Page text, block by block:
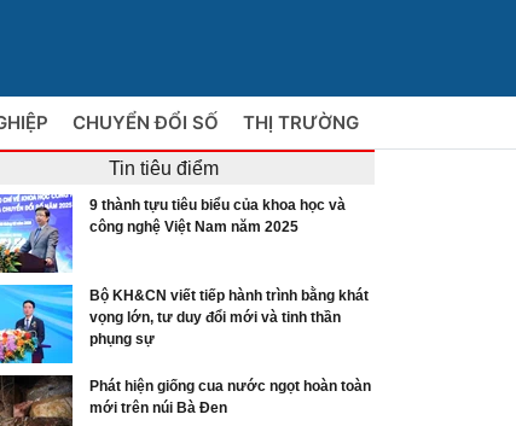
CHUYỂN ĐỔI SỐ THỊ TRƯỜNG
Tin tiêu điểm
9 thành tựu tiêu biểu của khoa học và
công nghệ Việt Nam năm 2025
Bộ KH&CN viết tiếp hành trình bằng khát
vọng lớn, tư duy đổi mới và tinh thần
phụng sự
Phát hiện giống cua nước ngọt hoàn toàn
mới trên núi Bà Đen